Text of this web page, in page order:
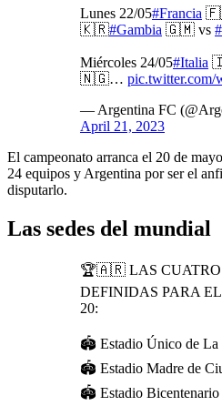
Lunes 22/05#Francia
🇰🇷#Gambia 🇬🇲 vs
Miércoles 24/05#Italia
🇳🇬…
— Argentina FC
April 21, 2023
El campeonato arranca el 20 de
24 equipos y Argentina por ser el
disputarlo.
Las sedes del mundial
🏆🇦🇷 LAS CUATRO
DEFINIDAS PARA
20:
🏟️ Estadio Único de La
🏟️ Estadio Madre de
🏟️ Estadio Bicentenario